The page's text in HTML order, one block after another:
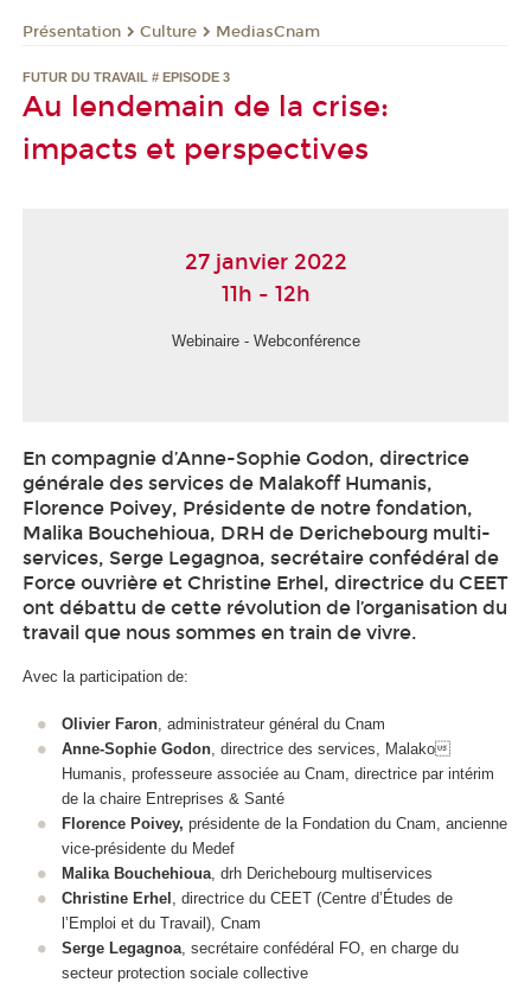
Présentation Culture MediasCnam
FUTUR DU TRAVAIL # EPISODE 3
Au lendemain de la crise:
impacts et perspectives
27 janvier 2022
11h - 12h
Webinaire - Webconférence
En compagnie d’Anne-Sophie Godon, directrice
générale des services de Malakoff Humanis,
Florence Poivey, Présidente de notre fondation,
Malika Bouchehioua, DRH de Derichebourg multi-
services, Serge Legagnoa, secrétaire confédéral de
Force ouvrière et Christine Erhel, directrice du CEET
ont débattu de cette révolution de l’organisation du
travail que nous sommes en train de vivre.
Avec la participation de:
Olivier Faron, administrateur général du Cnam
Anne-Sophie Godon, directrice des services, Malako
Humanis, professeure associée au Cnam, directrice par intérim
de la chaire Entreprises & Santé
Florence Poivey, présidente de la Fondation du Cnam, ancienne
vice-présidente du Medef
Malika Bouchehioua, drh Derichebourg multiservices
Christine Erhel , directrice du CEET (Centre d’Études de
l’Emploi et du Travail), Cnam
Serge Legagnoa, secrétaire confédéral FO, en charge du
secteur protection sociale collective